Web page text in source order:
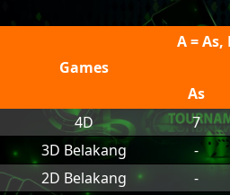
Games
A = As,
As
4D
7
3D Belakang
-
2D Belakang
-